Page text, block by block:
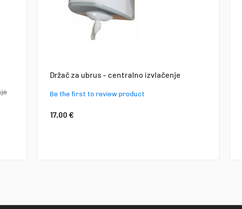
Držač za ubrus - centralno izvlačenje
Be the first to review product
17,00 €